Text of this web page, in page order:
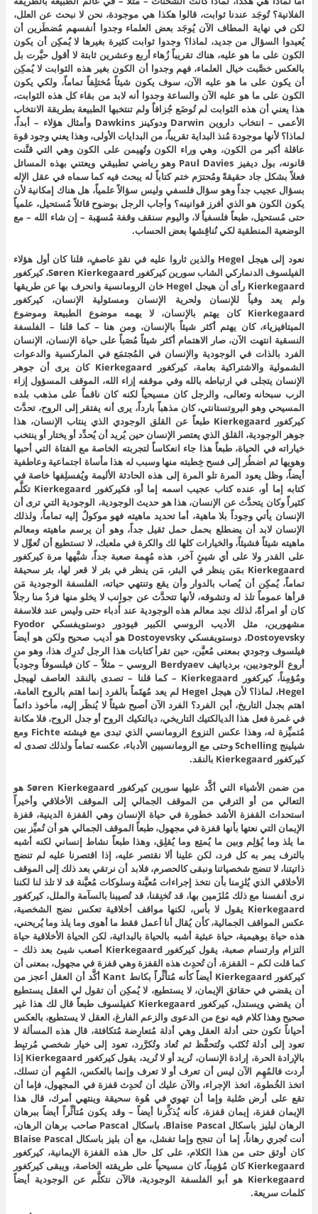
الفلانية؟ تُوجَد عندنا ثوابت، قالوا هكذا هي موجودة، نحن لا نبحث عن العلل،
لكن في نهاية المطاف الآن يُوجَد بعض العلماء وجدوا أنفسهم مُضطَرين أن
يُعيدوا السؤال من جديد، لماذا؟ وجدوا ثوابت كثيرة بغيرها لا يُمكِن أن يكون
الكون على ما هو عليه، هناك تقريباً زُهاء أربع وعشرين ثابتة لا أقول حيَّرت بل
بالعكس خصَّبت خيال العلماء، فهم وجدوا أن الكون بغير هذه الثوابت لا يُمكِن
أن يكون على ما هو عليه الآن، سوف يكون شيئاً مُختلِفاً تماماً، ولكي يكون
الكون على ما هو عليه الآن والساعة وجدوا أنه لابد من بقاء كل هذه الثوابت،
هذا يعني أن هذه الثوابت لم تُوضَع جُزافاً ولم تنتخبها الطبيعة بطريقة الانتخاب
الأعمى – انتخاب داروين Darwin ودوكينز Dawkins وأمثال هؤلاء – أبداً،
لماذا؟ لأنها موجودة مُنذ البداية تقريباً، من البدايات الأولى، وهذا يعني وجود قوة
عاقلة أكبر من الكون، وهي وراء الكون وتُهيمن على الكون وهي التي قنَّنت
قانونه، بول ديفيز Paul Davies وهو رياضي تطبيقي ويعتني بهذه المسائل
فعلاً بشكل جاد حقيقةً ومُحترَم ختم كتاباً له يبحث فيه كما سماه في عقل الإله
بسؤال عجيب جداً وهو سؤال فلسفي وليس سؤالاً علمياً، هل هناك إمكانية لأن
يكون الكون هو الذي أفرز قوانينه؟ وأجاب الرجل بوضوح قائلاً مُستحيل، علمياً
حتى مُستحيل، طبعاً فلسفياً لا، واليوم سنقف وقفة مُسهَبة – إن شاء الله – مع
الوضعية المنطقية لكي نُناقِشها بعض الحساب.
نعود إلى هيجل Hegel والذين ثاروا عليه في نقدٍ عاصفٍ، قلنا كان أول هؤلاء
الفيلسوف الدنماركي الشاب سورين كيركغور Søren Kierkegaard، كيركغور
Kierkegaard رأى أن هيجل Hegel خان الرومانسية وانحرف بها عن طريقها
ولم يعد وفياً للإنسان ولحرية الإنسان ومسئولية الإنسان، كيركغور
Kierkegaard كان يهتم بالإنسان، لا يهمه موضوع الطبيعة وموضوع
الميتافيزياء، كان يهتم أكثر شيئاً بالإنسان، ومن هنا – كما قلنا – الفلسفة
النسقية انتهت الآن، صار الاهتمام أكثر شيئاً مُصَباً على حياة الإنسان، الإنسان
الفرد بالذات في الوجودية والإنسان في المُجتمَع في الماركسية والدعوات
الشمولية والاشتراكية بعامة، كيركغور Kierkegaard كان يرى أن جوهر
الإنسان يتجلى في ارتباطه بالله وفي موقفه إزاء الله، الموقف المسؤول إزاء
الرب سبحانه وتعالى، والرجل كان مسيحياً لكنه كان ناقماً على مذهب بلده
المسيحي وهو البروتستانتي، كان مذهباً بارداً، يرى أنه يفتقر إلى الروح، تحدَّث
كيركغور Kierkegaard طبعاً عن القلق الوجودي الذي ينتاب الإنسان، هذا
جوهر الوجودية، القلق الذي يعتصر الإنسان حين يُريد أن يُحدِّد أو يختار أو ينتخب
خياراته في الحياة، طبعاً هذا جاء انعكاساً لتجربته الخاصة مع الفتاة التي أحبها
وهويها ثم اضطُر إلى فسح خِطبته منها وسبب له هذا مأساة اجتماعية وعاطفية
أيضاً، وظل يعود المرة تلو المرة إلى هذه الحادثة الأليمة ويُفسلِفها خاصة في
كتابه إما أو، عنده كتاب عجيب اسمه إما أو، فكيركغور Kierkegaard تكلَّم
كثيراً وكان يتحدَّث عن الإنسان، هذا هو حديث الوجودية، الوجودية التي ترى أن
الإنسان يأتي وجوداً بلا ماهية، أما تحديد ماهيته فهو موكولٌ إليه تماماً، ولذلك
الإنسان لابد أن يضطلع بحمل حمل ثقيل جداً، وهو أن يرسم ماهيته ومعالم
ماهيته شيئاً فشيئاً، والخيارات كلها لك والكرة في ملعبك، لا تستطيع أن تُعوِّل لا
على القدر ولا على أي شيئٍ آخر، هذه مُهِمة صعبة جداً، شبَّهها مرة كيركغور
Kierkegaard بمَن ينظر في البئر، مَن ينظر في بئر لا قعر لها، بئر سحيقة
تماماً، يُمكِن أن يُصاب بالدوار وأن يقع وتنتهي حياته، الفلسفة الوجودية مَن
قرأها عموماً تلذ له وتشوقه، لأنها تتحدَّث عن جوانب لا يخلو منها فردٌ منا رجلاً
كان أو امرأةً، لذلك نجد معالم هذه الوجودية عند أُدباء حتى وليس عند فلاسفة
مشهورين، مثل الأديب الروسي الكبير فيودور دوستويفسكي Fyodor
Dostoyevsky، دوستويفسكي Dostoyevsky هو أديب صحيح ولكن هو أيضاً
فيلسوف وجودي بمعنى مُعيَّن، حين تقرأ كتابات هذا الرجل تُدرِك هذا، وهو من
أروع الوجوديين، برديائيف Berdyaev الروسي – مثلاً – كان فيلسوفاً وجودياً
ومُؤمِناً، كيركغور Kierkegaard – كما قلنا – تصدى بالنقد العاصف لهيجل
Hegel، لماذا؟ لأن هيجل Hegel لم يعد مُهتَماً بالفرد إنما اهتم بالروح العامة،
اهتم بجدل التاريخ، أين الفرد؟ الفرد الآن أصبح شيئاً لا يُنظَر إليه، مأخوذ دائماً
في غمرة فعل هذا الديالكتيك التاريخي، ديالتكيك الروح أو جدل الروح، فلا مكانة
مُتميِّزة له، وهذا عكس النزوع الرومانسي الذي تبدى مع فيشته Fichte ومع
شيلينج Schelling وحتى مع الرومانسيين الأدباء، عكسه تماماً ولذلك تصدى له
كيركغور Kierkegaard بالنقد.
من ضمن الأشياء التي أكَّد عليها سورين كيركغور Søren Kierkegaard هو
التعالي من أو الترقي من الموقف الجمالي إلى الموقف الأخلاقي وأخيراً
استحداث القفزة الأشد خطورة في حياة الإنسان وهي القفزة الدينية، قفزة
الإيمان التي نعتها بأنها قفزة في مجهول، طبعاً الموقف الجمالي هو أن تُميِّز بين
ما يلذ وما يُؤلِم وبين ما يُمتِع وما يُقلِق، وهذا طبعاً نشاط إنساني لكنه أشبه
بالترف يمر به كل فرد، لكن علينا ألا نقتصر عليه، إذا اقتصرنا عليه لم تنضج
ذاتيتنا، لا تنضج شخصياتنا ونبقى كالحصرم، فلابد أن نرتقي بعد ذلك إلى الموقف
الأخلاقي الذي يُلزِمنا بأن نتخذ إجراءات مُعيَّنة وسلوكات مُعيَّنة قد لا تلذ لنا لكننا
نرى أنفسنا مع ذلك مُلزَمين بها، قد تُخنِقنا، قد تُصيبنا بالسآمة والملل، كيركغور
Kierkegaard يقول لا بأس، لكنها مواقف أخلاقية تعكس نضج الشخصية،
عكس المواقف الجمالية، كأن يُقال أنا أعمل فقط ما أهوى وما يلذ وما يُريحني،
هذه حياة بوهيمية، حياة عبثية أشبه بالحياة بالبدائية، لكن الحياة الأخلاقية حياة
التزام وارتسام صعبة، يقول كيركغور Kierkegaard أصعب شيئ بعد ذلك –
كما قلت لكم – القفزة، أن تُحدِث هذه القفزة وهي قفزة في مجهول، بمعنى أن
كيركغور Kierkegaard أيضاً كأنه مُتأثِّراً بكانط Kant أكَّد أن العقل أعجز من
أن يقضي في حقائق الإيمان، لا يستطيع، لا يُمكِن أن تقول لي العقل يستطيع
أن يقضي ويستدل، كيركغور Kierkegaard كفيلسوف طبعاً قال لك هذا غير
صحيح وهذا كلام فيه نوع من الدعوى والزعم الفارغ، العقل لا يستطيع، بالعكس
أحياناً تكون حتى أدلة العقل وهي أدلة مُتعارِضة مُتكافئة، قال هذه المسألة لا
تعود إلى أدلة تُكتَب وتُتحفَّظ ثم تُعاد وتُكرَّرد، تعود إلى خيار شخصي مُرتبِط
بالإرادة الحرة، إرادة الإنسان، تُريد أو لا تُريد، يقول كيركغور Kierkegaard إذا
أردت فالمُهِم الآن ليس أن تعرف أو لا تعرف وإنما بالعكس، المُهِم أن تسلك،
اتخذ الخُطوة، اتخذ الإجراء، والآن عليك أن تُحدِث قفزة في المجهول، فإما أن
تقع على أرض صُلبة وإما أن تهوي في هُوة سحيقة وينتهي أمرك، قال هذا
الإيمان قفزة، إيمان قفزة، كأنه يُذكِّرنا أيضاً – وقد يكون مُتأثِّراً أيضاً ببرهان
الرهان لبليز باسكال Blaise Pascal، باسكال Pascal صاحب برهان الرهان،
أنت تُجري رهاناً، إما أن تنجح وإما تفشل، مع أن بليز باسكال Blaise Pascal
كان أوثق حتى من هذا الكلام، على كل حال هذه القفزة الإيمانية، كيركغور
Kierkegaard كان مُؤمِناً، كان مسيحياً على طريقته الخاصة، ويبقى كيركغور
Kierkegaard هو أبو الفلسفة الوجودية، فالآن نتكلَّم عن الوجودية أيضاً
كلمات سريعة.